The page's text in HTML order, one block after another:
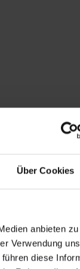
Über Cookies
anbieten
Verwendung
diese
sich wie
Schatz –
schenkt
– zum